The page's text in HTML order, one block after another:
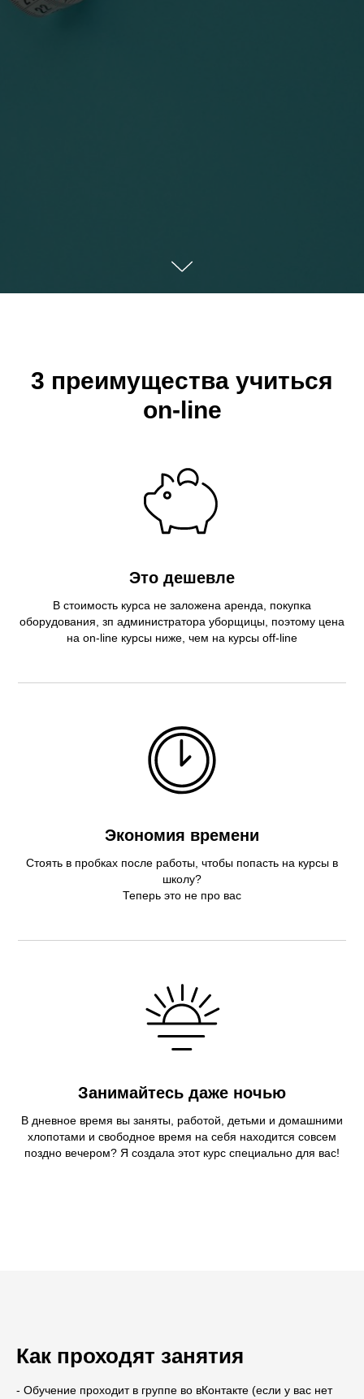
3 преимущества учиться
on-line
Это дешевле
В стоимость курса не заложена аренда, покупка
оборудования, зп администратора уборщицы, поэтому цена
на on-line курсы ниже, чем на курсы off-line
Экономия времени
Стоять в пробках после работы, чтобы попасть на курсы в
школу?
Теперь это не про вас
Занимайтесь даже ночью
В дневное время вы заняты, работой, детьми и домашними
хлопотами и свободное время на себя находится совсем
поздно вечером? Я создала этот курс специально для вас!
Как проходят занятия
- Обучение проходит в группе во вКонтакте (если у вас нет